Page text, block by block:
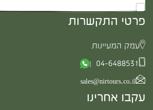
פרטי התקשרות
עמק המעיינות
04-6488531 |
sales@nirtours.co.il
עקבו אחרינו